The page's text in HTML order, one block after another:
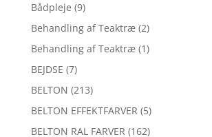
Bådpleje (9)
Behandling af Teaktræ (2)
Behandling af Teaktræ (1)
BEJDSE (7)
BELTON (213)
BELTON EFFEKTFARVER (5)
BELTON RAL FARVER (162)